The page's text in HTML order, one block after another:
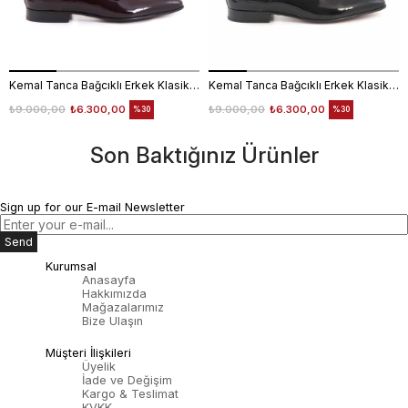
Kemal Tanca Bağcıklı Erkek Klasik Ayakkabı 700
₺6.300,00
₺9.000,00 %30
Kemal Tanca Bağcıklı Erkek Klasik Ayakkabı 700
₺6.300,00
₺9.000,00 %30
Son Baktığınız Ürünler
Sign up for our E-mail Newsletter
Send
Kurumsal
Anasayfa
Hakkımızda
Mağazalarımız
Bize Ulaşın
Müşteri İlişkileri
Üyelik
İade ve Değişim
Kargo & Teslimat